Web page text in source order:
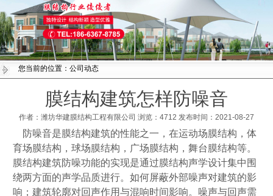
您当前的位置：公司动态
膜结构建筑怎样防噪音
作者：潍坊华建膜结构工程有限公司 浏览： 4712 发布时间：2021-08-27
防噪音是膜结构建筑的性能之一，在运动场膜结构，体
育场膜结构，球场膜结构，广场膜结构，舞台膜结构等。
膜结构建筑防噪功能的实现是通过膜结构声学设计集中围
绕两方面的声学品质进行。如何屏蔽外部噪声对建筑的影
响；建筑轮廓对回声作用与混响时间影响。噪声与回声需